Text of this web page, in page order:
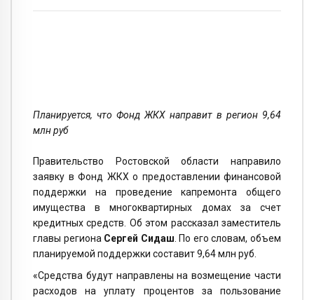
Планируется, что Фонд ЖКХ направит в регион 9,64
млн руб
Правительство Ростовской области направило
заявку в Фонд ЖКХ о предоставлении финансовой
поддержки на проведение капремонта общего
имущества в многоквартирных домах за счет
кредитных средств. Об этом рассказал заместитель
главы региона Сергей Сидаш. По его словам, объем
планируемой поддержки составит 9,64 млн руб.
«Средства будут направлены на возмещение части
расходов на уплату процентов за пользование